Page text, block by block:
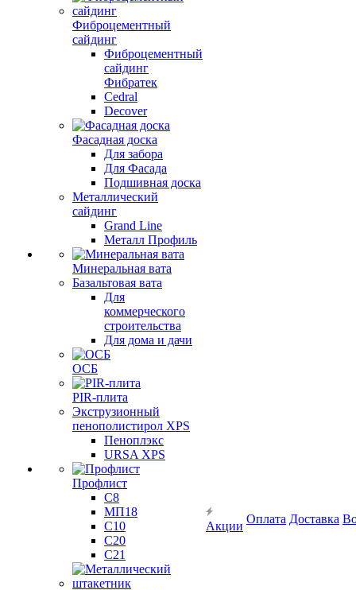
Фиброцементный
сайдинг
Фиброцементный
сайдинг
Фибратек
Cedral
Decover
Фасадная доска
Для забора
Для Фасада
Подшивная доска
Металлический
сайдинг
Grand Line
Металл Профиль
Минеральная вата
Базальтовая вата
Для
коммерческого
строительства
Для дома и дачи
ОСБ
PIR-плита
Экструзионный
пенополистирол XPS
Пеноплэкс
URSA XPS
Профлист
С8
МП18
С10
С20
С21
Акции
Оплата Доставка